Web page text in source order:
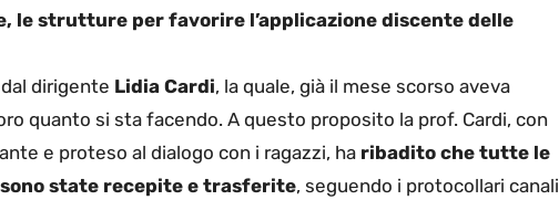
le strutture per favorire l’applicazione discente delle
dirigente Lidia Cardi, la quale, già il mese scorso aveva
quanto si sta facendo. A questo proposito la prof. Cardi, con
e proteso al dialogo con i ragazzi, ha ribadito che tutte le
state recepite e trasferite, seguendo i protocollari canali